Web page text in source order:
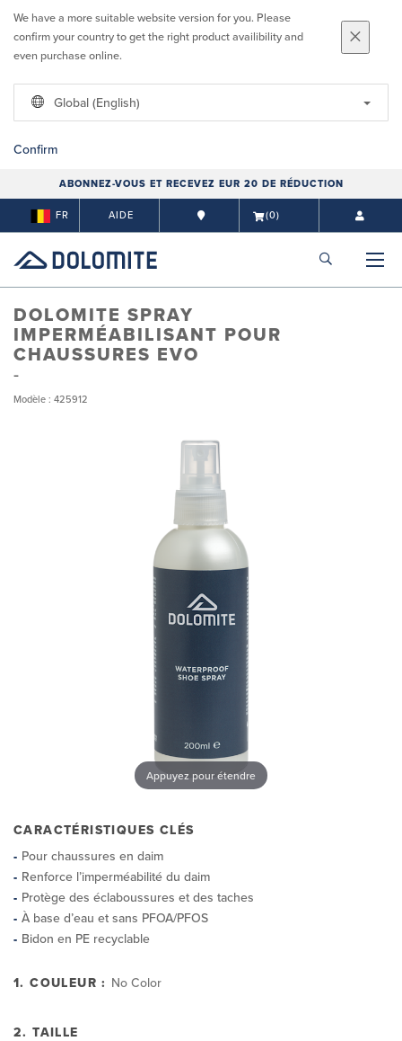
We have a more suitable website version for you. Please
confirm your country to get the right product availibility and
even purchase online.
Global (English)
Confirm
ABONNEZ-VOUS ET RECEVEZ EUR 20 DE RÉDUCTION
FR AIDE (0)
DOLOMITE SPRAY
IMPERMÉABILISANT POUR
CHAUSSURES EVO
Modèle : 425912
Appuyez pour étendre
CARACTÉRISTIQUES CLÉS
Pour chaussures en daim
Renforce l’imperméabilité du daim
Protège des éclaboussures et des taches
À base d’eau et sans PFOA/PFOS
Bidon en PE recyclable
1. COULEUR : No Color
2. TAILLE